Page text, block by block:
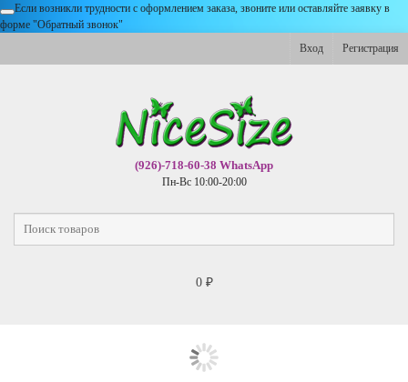
Если возникли трудности с оформлением заказа, звоните или оставляйте заявку в
форме "Обратный звонок"
Вход
Регистрация
(926)-718-60-38 WhatsApp
Пн-Вс 10:00-20:00
0 ₽